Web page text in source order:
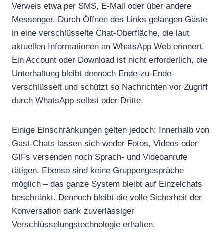
Verweis etwa per SMS, E-Mail oder über andere
Messenger. Durch Öffnen des Links gelangen Gäste
in eine verschlüsselte Chat-Oberfläche, die laut
aktuellen Informationen an WhatsApp Web erinnert.
Ein Account oder Download ist nicht erforderlich, die
Unterhaltung bleibt dennoch Ende-zu-Ende-
verschlüsselt und schützt so Nachrichten vor Zugriff
durch WhatsApp selbst oder Dritte.
Einige Einschränkungen gelten jedoch: Innerhalb von
Gast-Chats lassen sich weder Fotos, Videos oder
GIFs versenden noch Sprach- und Videoanrufe
tätigen. Ebenso sind keine Gruppengespräche
möglich – das ganze System bleibt auf Einzelchats
beschränkt. Dennoch bleibt die volle Sicherheit der
Konversation dank zuverlässiger
Verschlüsselungstechnologie erhalten.